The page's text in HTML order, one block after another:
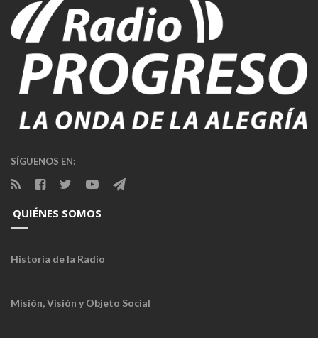
SÍGUENOS EN:
QUIÉNES SOMOS
Historia de la Radio
Misión, Visión y Objeto Social